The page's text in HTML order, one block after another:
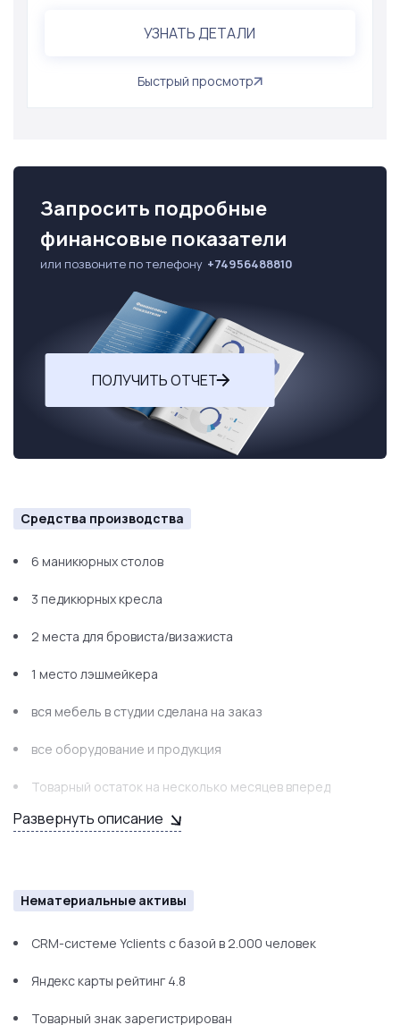
УЗНАТЬ ДЕТАЛИ
Быстрый просмотр
Запросить подробные
финансовые показатели
или позвоните по телефону +74956488810
ПОЛУЧИТЬ ОТЧЕТ
Средства производства
6 маникюрных столов
3 педикюрных кресла
2 места для бровиста/визажиста
1 место лэшмейкера
вся мебель в студии сделана на заказ
все оборудование и продукция
Товарный остаток на несколько месяцев вперед
Развернуть описание
Нематериальные активы
CRM-системе Yclients c базой в 2.000 человек
Яндекс карты рейтинг 4.8
Товарный знак зарегистрирован